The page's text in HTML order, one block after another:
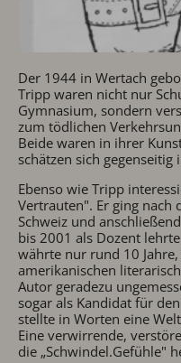
Der 1944 in Wertach
Tripp waren nicht nur
Gymnasium, sondern
zum tödlichen
Beide waren in ihrer
schätzen sich gegenseitig
Ebenso wie Tripp
Vertrauten". Er ging nach
Schweiz und
bis 2001 als Dozent
währte nur rund 10
amerikanischen
Autor geradezu
sogar als Kandidat für
stellte in Worten eine
Eine verwirrende,
die „Schwindel.Gefühle"